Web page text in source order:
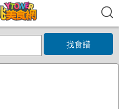
找食譜